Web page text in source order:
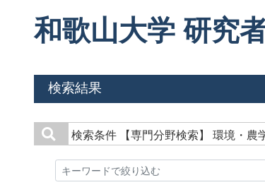
和歌山大学 研究
検索結果
検索条件 【専門分野検索】 環境・